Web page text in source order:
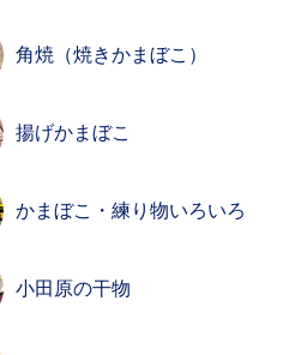
角焼（焼きかまぼこ）
揚げかまぼこ
かまぼこ・練り物いろいろ
小田原の干物